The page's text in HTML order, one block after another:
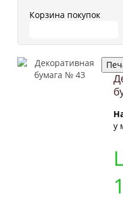
Корзина покупок
у